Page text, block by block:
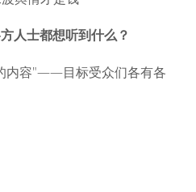
人士都想听到什么？
内容"——目标受众们各有各